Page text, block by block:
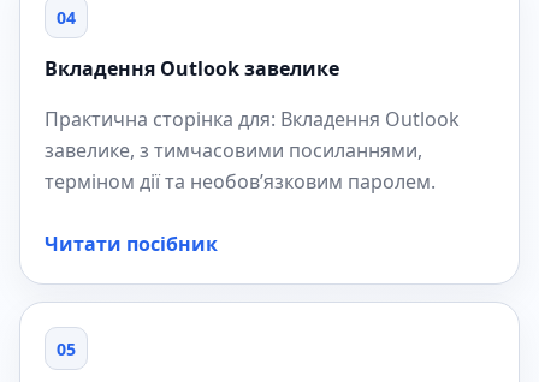
04
Вкладення Outlook завелике
Практична сторінка для: Вкладення Outlook
завелике, з тимчасовими посиланнями,
терміном дії та необов’язковим паролем.
Читати посібник
05